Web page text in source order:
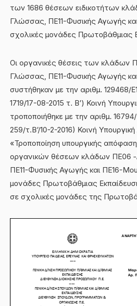
των 1686 θέσεων ειδικοτήτων
Γλώσσας, ΠΕ11-Φυσικής Αγωγής
σχολικές μονάδες Πρωτοβάθμιας
Οι οργανικές θέσεις των κλάδων
Γλώσσας, ΠΕ11-Φυσικής Αγωγής
συστήθηκαν με την αριθμ. 129468/
1719/17-08-2015 τ. Β’) Κοινή
τροποποιήθηκε με την αριθμ.
259/τ.Β’/10-2-2016) Κοινή
«Τροποποίηση υπουργικής
οργανικών θέσεων κλάδων ΠΕ06
ΠΕ11-Φυσικής Αγωγής και ΠΕ16-
μονάδες Πρωτοβάθμιας
σε σχολικές μονάδες της